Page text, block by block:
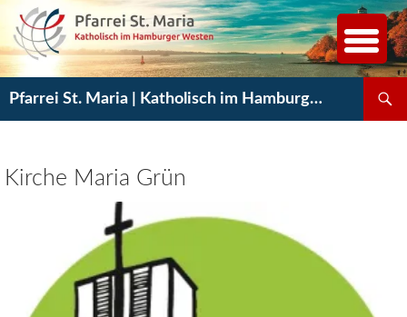
Inhalt
springen
Pfarrei St. Maria | Katholisch im Hamburger Westen
Kirche Maria Grün